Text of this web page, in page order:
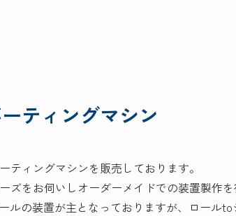
ティングマシン
ティングマシンを販売しております。
ズをお伺いしオーダーメイドでの装置製作
ルの装置が主となっておりますが、ロール